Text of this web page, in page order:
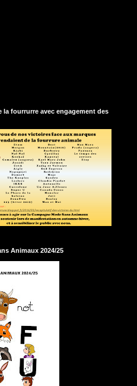
la fourrurre avec engagement des
Animaux 2024/25